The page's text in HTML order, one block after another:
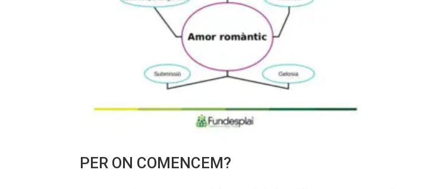
PER ON COMENCEM?